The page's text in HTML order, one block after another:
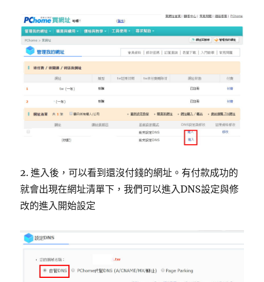
2. 進入後，可以看到還沒付錢的網址。有付款成功的
就會出現在網址清單下，我們可以進入DNS設定與修
改的進入開始設定